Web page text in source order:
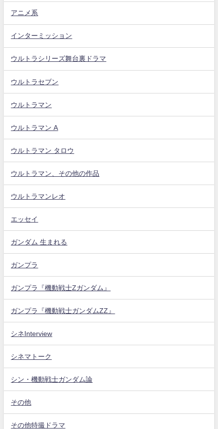
アニメ系
インターミッション
ウルトラシリーズ舞台裏ドラマ
ウルトラセブン
ウルトラマン
ウルトラマン A
ウルトラマン タロウ
ウルトラマン、その他の作品
ウルトラマンレオ
エッセイ
ガンダム 生まれる
ガンプラ
ガンプラ『機動戦士Zガンダム』
ガンプラ『機動戦士ガンダムZZ』
シネInterview
シネマトーク
シン・機動戦士ガンダム論
その他
その他特撮ドラマ